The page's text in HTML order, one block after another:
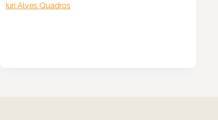
Iuri Alves Quadros